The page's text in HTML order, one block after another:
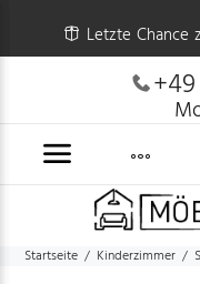
Letzte Chance
Startseite Kinderzimmer